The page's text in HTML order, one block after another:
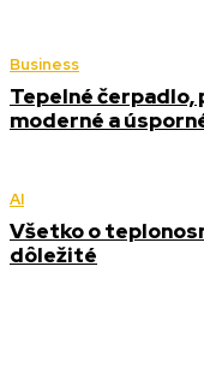
Business
Tepelné čerpadlo,
moderné a
AI
Všetko o
dôležité